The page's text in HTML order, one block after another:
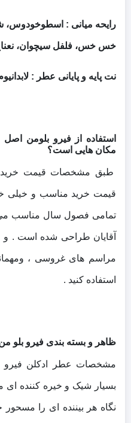
رایحه میانی : اسطوخودوس،
خس خس، فلفل سیچوان،
نت پایه و پایانی عطر :
استفاده ازفیرو بلومن اصل
مکان هایی است؟
طبق مشخصات قیمت خرید
قیمت خرید مناسب و خیلی
تمامی فصول سال مناسب می
آقایان طراحی شده است .
مراسم های غروسی ،
استفاده کنید .
ظاهر و بسته بندی فیرو بلو
مشخصات عطر ادکلن فیرو
بسیار شیک و خیره کننده ای
نگاه هر بیننده ای را مسحور